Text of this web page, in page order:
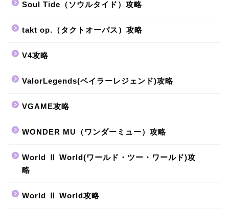
Soul Tide（ソウルタイド）攻略
takt op.（タクトオーパス）攻略
V4攻略
ValorLegends(ベイラーレジェンド)攻略
VGAME攻略
WONDER MU（ワンダーミュー）攻略
World Ⅱ World(ワールド・ツー・ワールド)攻
略
World Ⅱ World攻略